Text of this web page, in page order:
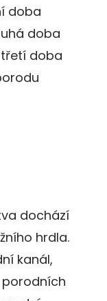
doba
doba
doba
dochází
hrdla.
kanál,